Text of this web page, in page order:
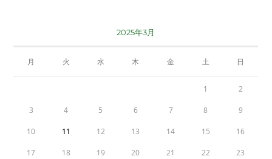
2025年3月
月 火 水 木 金 土 日
1 2
3 4 5 6 7 8 9
10 11 12 13 14 15 16
17 18 19 20 21 22 23